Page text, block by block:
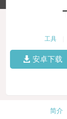
工具
安卓下载
简介